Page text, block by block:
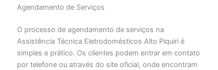
Agendamento de Serviços
O processo de agendamento de serviços na
Assistência Técnica Eletrodomésticos Alto Piquiri é
simples e prático. Os clientes podem entrar em contato
por telefone ou através do site oficial, onde encontram